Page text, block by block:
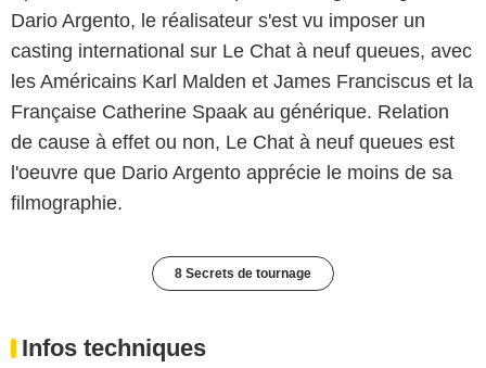
Dario Argento, le réalisateur s'est vu imposer un
casting international sur Le Chat à neuf queues, avec
les Américains Karl Malden et James Franciscus et la
Française Catherine Spaak au générique. Relation
de cause à effet ou non, Le Chat à neuf queues est
l'oeuvre que Dario Argento apprécie le moins de sa
filmographie.
8 Secrets de tournage
Infos techniques